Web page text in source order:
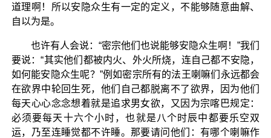
道理啊！所以安隐众生有一定的定义，不能够随意曲解、
自以为是。
也许有人会说：“密宗他们也说能够安隐众生啊！”我们
要说：“其实他们都被内火、外火所烧，连自己都不安隐，
如何能安隐众生呢？”例如密宗所有的法王喇嘛们永远都会
在欲界中轮回生死，他们自己都脱离不了欲界，因为他们
每天心心念念想着就是追求男女欲，又因为宗喀巴规定：
必须要每天十六个小时，也就是八个时辰中都要乐空双
运，乃至连睡觉都不许睡。那要请问他们：有哪个喇嘛作